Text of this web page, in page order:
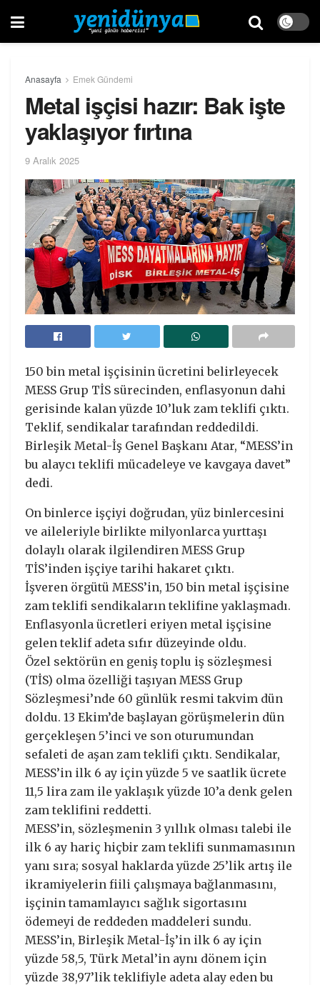
Anasayfa Emek Gündemi
Metal işçisi hazır: Bak işte
yaklaşıyor fırtına
9 Aralık 2025
150 bin metal işçisinin ücretini belirleyecek
MESS Grup TİS sürecinden, enflasyonun dahi
gerisinde kalan yüzde 10’luk zam teklifi çıktı.
Teklif, sendikalar tarafından reddedildi.
Birleşik Metal-İş Genel Başkanı Atar, “MESS’in
bu alaycı teklifi mücadeleye ve kavgaya davet”
dedi.
On binlerce işçiyi doğrudan, yüz binlercesini
ve aileleriyle birlikte milyonlarca yurttaşı
dolaylı olarak ilgilendiren MESS Grup
TİS’inden işçiye tarihi hakaret çıktı.
İşveren örgütü MESS’in, 150 bin metal işçisine
zam teklifi sendikaların teklifine yaklaşmadı.
Enflasyonla ücretleri eriyen metal işçisine
gelen teklif adeta sıfır düzeyinde oldu.
Özel sektörün en geniş toplu iş sözleşmesi
(TİS) olma özelliği taşıyan MESS Grup
Sözleşmesi’nde 60 günlük resmi takvim dün
doldu. 13 Ekim’de başlayan görüşmelerin dün
gerçekleşen 5’inci ve son oturumundan
sefaleti de aşan zam teklifi çıktı. Sendikalar,
MESS’in ilk 6 ay için yüzde 5 ve saatlik ücrete
11,5 lira zam ile yaklaşık yüzde 10’a denk gelen
zam teklifini reddetti.
MESS’in, sözleşmenin 3 yıllık olması talebi ile
ilk 6 ay hariç hiçbir zam teklifi sunmamasının
yanı sıra; sosyal haklarda yüzde 25’lik artış ile
ikramiyelerin fiili çalışmaya bağlanmasını,
işçinin tamamlayıcı sağlık sigortasını
ödemeyi de reddeden maddeleri sundu.
MESS’in, Birleşik Metal-İş’in ilk 6 ay için
yüzde 58,5, Türk Metal’in aynı dönem için
yüzde 38,97’lik teklifiyle adeta alay eden bu